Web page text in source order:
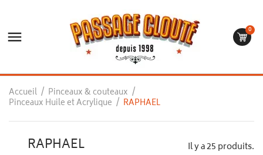
 0
Accueil Pinceaux & couteaux
Pinceaux Huile et Acrylique RAPHAEL
RAPHAEL Il y a 25 produits.